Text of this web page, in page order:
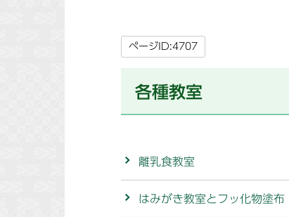
ページID:4707
各種教室
離乳食教室
はみがき教室とフッ化物塗布